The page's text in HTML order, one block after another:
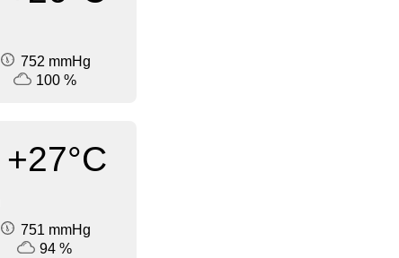
752 mmHg
100 %
+27°C
751 mmHg
94 %